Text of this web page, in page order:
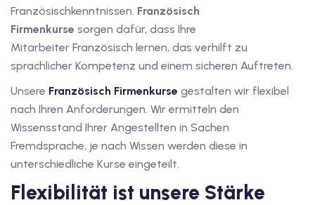
B2
Deutsch C1
Deutsch C1
C1
Französischkenntnissen. Französisch
Firmenkurse sorgen dafür, dass Ihre
Mitarbeiter Französisch lernen, das verhilft zu
sprachlicher Kompetenz und einem sicheren Auftreten.
Unsere Französisch Firmenkurse gestalten wir flexibel
nach Ihren Anforderungen. Wir ermitteln den
Wissensstand Ihrer Angestellten in Sachen
Fremdsprache, je nach Wissen werden diese in
unterschiedliche Kurse eingeteilt.
Flexibilität ist unsere Stärke